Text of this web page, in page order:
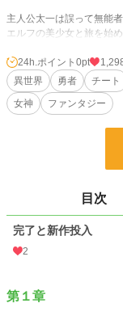
主人公太一は誤って無能
エルフの美少女と旅を始
が意気地なし。そんな3
小説 228,785 位
ファンタジー 53,309 位 /
199,006
更新日時 2021.02.23
初回公開日時
24h.ポイント 0pt
異世界
勇者 チート
女神
ファンタジー
目次
完了と新作投入
2
第１章